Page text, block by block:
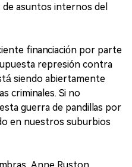
asuntos internos del
financiación por parte
represión contra
siendo abiertamente
criminales. Si no
guerra de pandillas por
en nuestros suburbios
Anne Ruston,